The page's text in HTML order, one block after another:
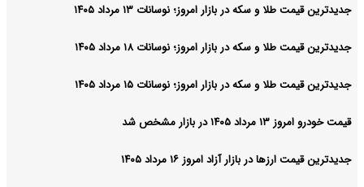
جدیدترین قیمت طلا و سکه در بازار امروز؛ نوسانات ۱۳ مرداد ۱۴۰۵
جدیدترین قیمت طلا و سکه در بازار امروز؛ نوسانات ۱۸ مرداد ۱۴۰۵
جدیدترین قیمت طلا و سکه در بازار امروز؛ نوسانات ۱۵ مرداد ۱۴۰۵
قیمت خودرو امروز ۱۳ مرداد ۱۴۰۵ در بازار مشخص شد
جدیدترین قیمت ارزها در بازار آزاد امروز ۱۶ مرداد ۱۴۰۵